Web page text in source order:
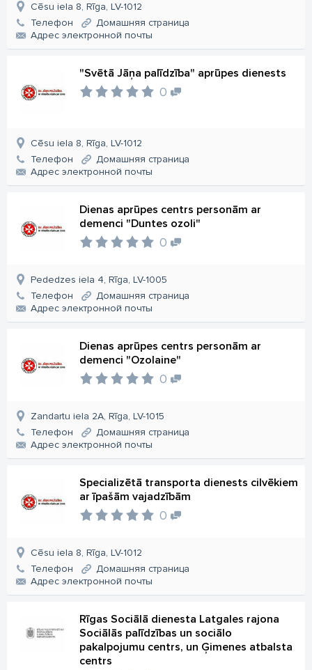
Cēsu iela 8, Rīga, LV-1012
Телефон
Домашняя страница
Aдрес электронной почты
"Svētā Jāņa palīdzība" aprūpes dienests
0
Cēsu iela 8, Rīga, LV-1012
Телефон
Домашняя страница
Aдрес электронной почты
Dienas aprūpes centrs personām ar
demenci "Duntes ozoli"
0
Pededzes iela 4, Rīga, LV-1005
Телефон
Домашняя страница
Aдрес электронной почты
Dienas aprūpes centrs personām ar
demenci "Ozolaine"
0
Zandartu iela 2A, Rīga, LV-1015
Телефон
Домашняя страница
Aдрес электронной почты
Specializētā transporta dienests cilvēkiem
ar īpašām vajadzībām
0
Cēsu iela 8, Rīga, LV-1012
Телефон
Домашняя страница
Aдрес электронной почты
Rīgas Sociālā dienesta Latgales rajona
Sociālās palīdzības un sociālo
pakalpojumu centrs, un Ģimenes atbalsta
centrs